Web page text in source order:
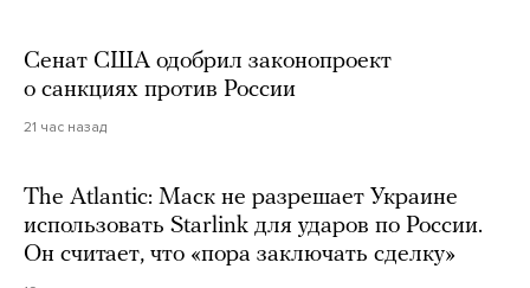
Сенат США одобрил законопроект
о санкциях против России
21 час назад
The Atlantic: Маск не разрешает Украине
использовать Starlink для ударов по России.
Он считает, что «пора заключать сделку»